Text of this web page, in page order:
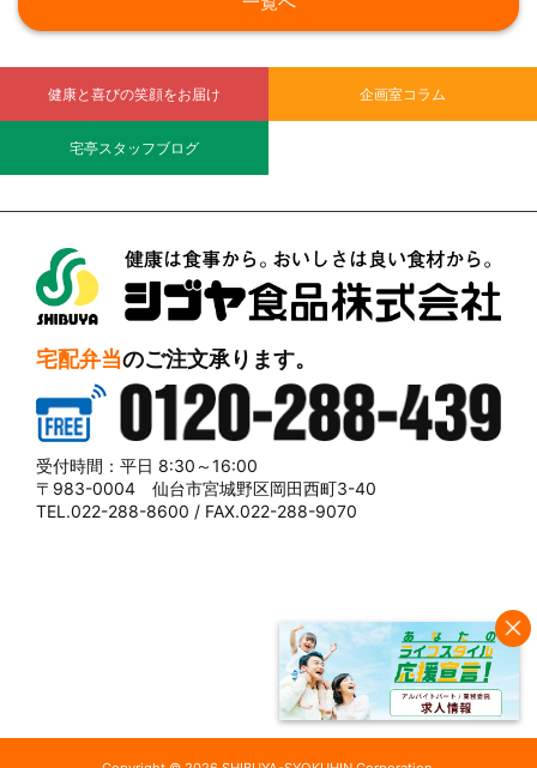
健康と喜びの笑顔をお届け 企画室コラム
宅亭スタッフブログ
宅配弁当のご注文承ります。
0120-288-439
受付時間：平日 8:30～16:00
〒983-0004 仙台市宮城野区岡田西町3-40
TEL.022-288-8600 / FAX.022-288-9070